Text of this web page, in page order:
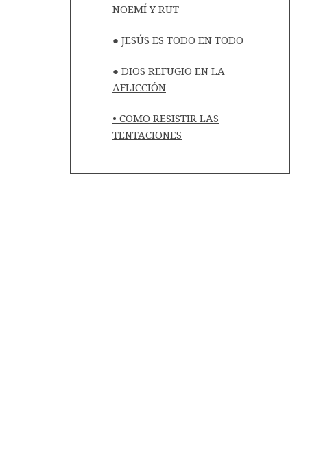
NOEMÍ Y RUT
● JESÚS ES TODO EN TODO
● DIOS REFUGIO EN LA
AFLICCIÓN
• COMO RESISTIR LAS
TENTACIONES